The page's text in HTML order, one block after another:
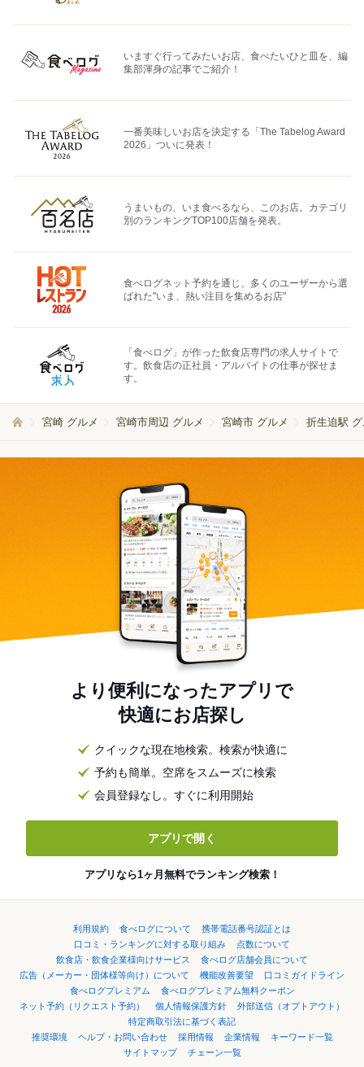
いますぐ行ってみたいお店、食べたいひと皿を、編
集部渾身の記事でご紹介！
一番美味しいお店を決定する「The Tabelog Award
2026」ついに発表！
うまいもの、いま食べるなら、このお店。カテゴリ
別のランキングTOP100店舗を発表。
食べログネット予約を通じ、多くのユーザーから選
ばれた"いま、熱い注目を集めるお店"
「食べログ」が作った飲食店専門の求人サイトで
す。飲食店の正社員・アルバイトの仕事が探せま
す。
宮崎 グルメ 宮崎市周辺 グルメ 宮崎市 グルメ 折生迫駅
より便利になったアプリで
快適にお店探し
クイックな現在地検索。検索が快適に
予約も簡単。空席をスムーズに検索
会員登録なし。すぐに利用開始
アプリで開く
アプリなら1ヶ月無料でランキング検索！
利用規約 食べログについて
携帯電話番号認証とは
口コミ・ランキングに対する取り組み
点数について
飲食店・飲食企業様向けサービス
食べログ店舗会員について
広告（メーカー・団体様等向け）について
機能改善要望
口コミガイドライン
食べログプレミアム
食べログプレミアム無料クーポン
ネット予約（リクエスト予約）
個人情報保護方針
外部送信（オプトアウト）
特定商取引法に基づく表記
推奨環境
ヘルプ・お問い合わせ 採用情報 企業情報
キーワード一覧
サイトマップ
チェーン一覧